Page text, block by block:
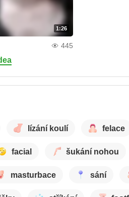
1:26
445
lízání koulí felace
facial šukání nohou
masturbace sání